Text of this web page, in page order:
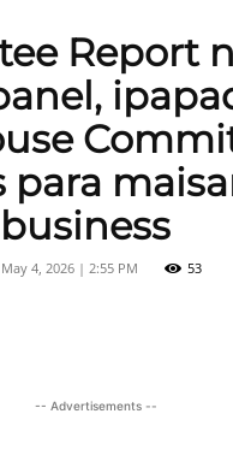
Report
para
May 4, 2026 | 2:55 PM 53
-- Advertisements --